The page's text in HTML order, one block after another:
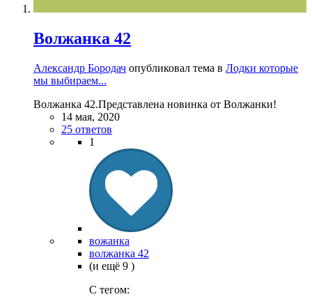
Волжанка 42
Александр Бородач опубликовал тема в Лодки которые
мы выбираем...
Волжанка 42.Представлена новинка от Волжанки!
14 мая, 2020
25 ответов
1
вожанка
волжанка 42
(и ещё 9 )
C тегом: